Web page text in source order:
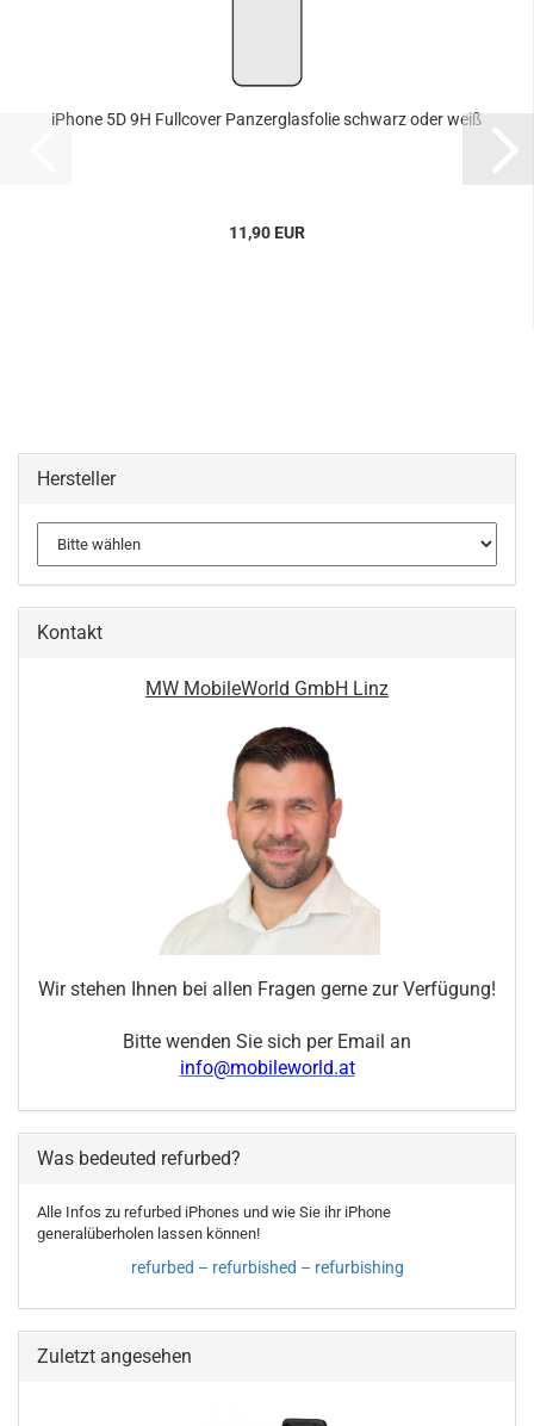
iPhone 5D 9H Fullcover Panzerglasfolie schwarz oder weiß
11,90 EUR
Hersteller
Kontakt
MW MobileWorld GmbH Linz
Wir stehen Ihnen bei allen Fragen gerne zur Verfügung!
Bitte wenden Sie sich per Email an
info@mobileworld.at
Was bedeuted refurbed?
Alle Infos zu refurbed iPhones und wie Sie ihr iPhone
generalüberholen lassen können!
refurbed – refurbished – refurbishing
Zuletzt angesehen